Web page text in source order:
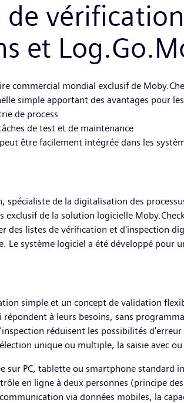
de
et
commercial mondial exclusif de
simple apportant des avantages pour
de process
de test et de maintenance
être facilement intégrée dans les
spécialiste de la digitalisation des
de la solution logicielle
des listes de vérification et d'inspection
Le système logiciel a été développé pour
simple et un concept de validation
à leurs besoins, sans
réduisent les possibilités
unique ou multiple, la saisie avec
sur PC, tablette ou smartphone standard
en ligne à deux personnes (principe
via données mobiles, la